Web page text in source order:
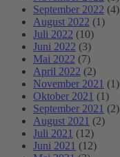
September 2022 (4)
August 2022 (1)
Juli 2022 (10)
Juni 2022 (3)
Mai 2022 (7)
April 2022 (2)
November 2021 (1)
Oktober 2021 (1)
September 2021 (2)
August 2021 (2)
Juli 2021 (12)
Juni 2021 (12)